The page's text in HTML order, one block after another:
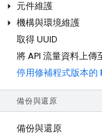
元件維護
機構與環境維護
取得 UUID
將 API 流量資料上傳
停用修補程式版本的
備份與還原
備份與還原